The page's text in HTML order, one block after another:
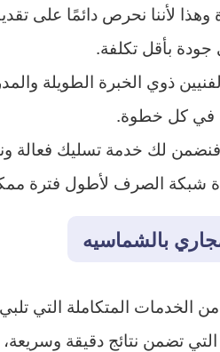
لأننا نحرص دائمًا على
بأقل تكلفة.
ذوي الخبرة الطويلة
في كل خطوة.
لك خدمة تسليك فعالة
شبكة الصرف لأطول فترة
بالشماسيه
الخدمات المتكاملة التي
التي تضمن نتائج دقيقة